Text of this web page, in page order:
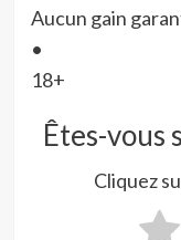
Aucun gain
•
18+
Êtes-vous
Cliquez